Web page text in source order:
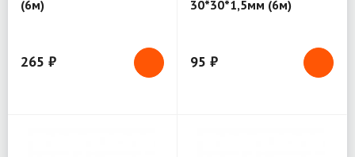
(6м)
265 ₽
30*30*1,5мм (6м)
95 ₽